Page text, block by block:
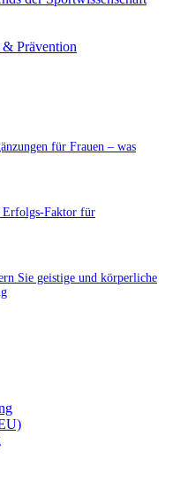
Prävention
für Frauen – was
Faktor für
Sie geistige und körperliche